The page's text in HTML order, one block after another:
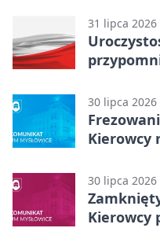
31 lipca 2026
30 lipca 2026
Kierowcy
30 lipca 2026
Kierowcy